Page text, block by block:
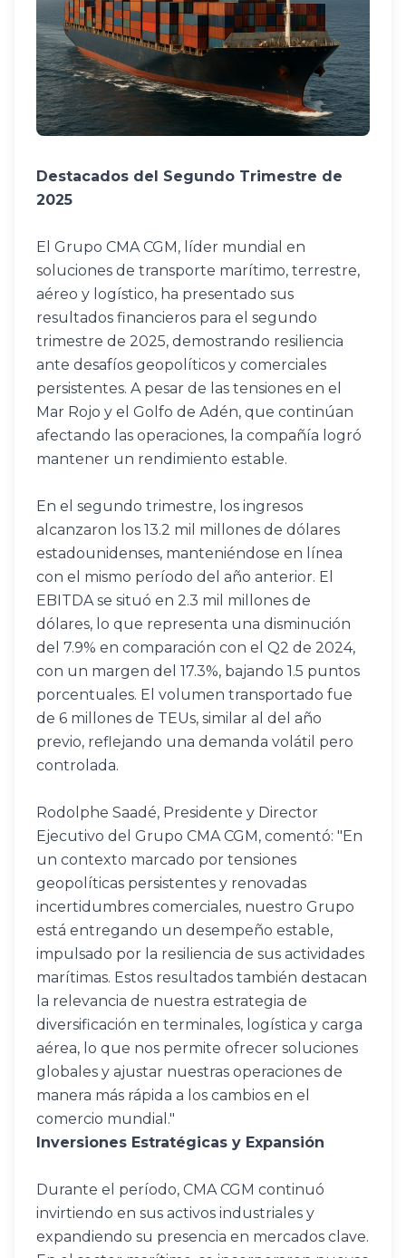
Destacados del Segundo Trimestre de
2025
El Grupo CMA CGM, líder mundial en
soluciones de transporte marítimo, terrestre,
aéreo y logístico, ha presentado sus
resultados financieros para el segundo
trimestre de 2025, demostrando resiliencia
ante desafíos geopolíticos y comerciales
persistentes. A pesar de las tensiones en el
Mar Rojo y el Golfo de Adén, que continúan
afectando las operaciones, la compañía logró
mantener un rendimiento estable.
En el segundo trimestre, los ingresos
alcanzaron los 13.2 mil millones de dólares
estadounidenses, manteniéndose en línea
con el mismo período del año anterior. El
EBITDA se situó en 2.3 mil millones de
dólares, lo que representa una disminución
del 7.9% en comparación con el Q2 de 2024,
con un margen del 17.3%, bajando 1.5 puntos
porcentuales. El volumen transportado fue
de 6 millones de TEUs, similar al del año
previo, reflejando una demanda volátil pero
controlada.
Rodolphe Saadé, Presidente y Director
Ejecutivo del Grupo CMA CGM, comentó: "En
un contexto marcado por tensiones
geopolíticas persistentes y renovadas
incertidumbres comerciales, nuestro Grupo
está entregando un desempeño estable,
impulsado por la resiliencia de sus actividades
marítimas. Estos resultados también destacan
la relevancia de nuestra estrategia de
diversificación en terminales, logística y carga
aérea, lo que nos permite ofrecer soluciones
globales y ajustar nuestras operaciones de
manera más rápida a los cambios en el
comercio mundial."
Inversiones Estratégicas y Expansión
Durante el período, CMA CGM continuó
invirtiendo en sus activos industriales y
expandiendo su presencia en mercados clave.